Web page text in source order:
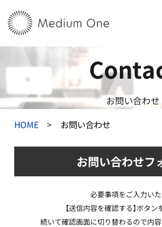
お問い合わせ
HOME お問い合わせ
お問い合わせフ
必要事項をご入力い
【送信内容を確認する】ボタン
続いて確認画面に切り替わるので内容